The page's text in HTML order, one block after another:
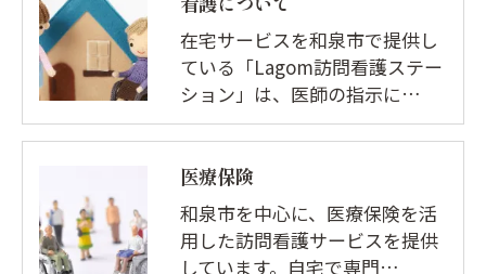
在宅サービスを和泉市で提供し
ている「Lagom訪問看護ステー
ション」は、医師の指示に…
医療保険
和泉市を中心に、医療保険を活
用した訪問看護サービスを提供
しています。自宅で専門…